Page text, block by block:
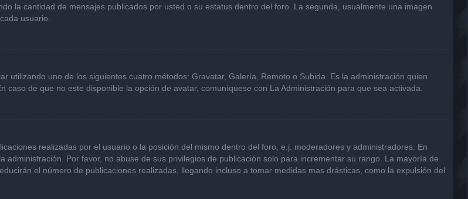
la cantidad de mensajes publicados por usted o su estatus dentro del foro. La segunda, usualmente una imagen
usuario.
utilizando uno de los siguientes cuatro métodos: Gravatar, Galería, Remoto o Subida. Es la administración quien
de que no este disponible la opción de avatar, comuníquese con La Administración para que sea activada.
realizadas por el usuario o la posición del mismo dentro del foro, e.j. moderadores y administradores. En
Por favor, no abuse de sus privilegios de publicación solo para incrementar su rango. La mayoría de
el número de publicaciones realizadas, llegando incluso a tomar medidas mas drásticas, como la expulsión del